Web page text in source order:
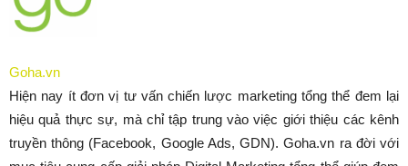
Goha.vn
Hiện nay ít đơn vị tư vấn chiến lược marketing tổng thể đem lại
hiệu quả thực sự, mà chỉ tập trung vào việc giới thiệu các kênh
truyền thông (Facebook, Google Ads, GDN). Goha.vn ra đời với